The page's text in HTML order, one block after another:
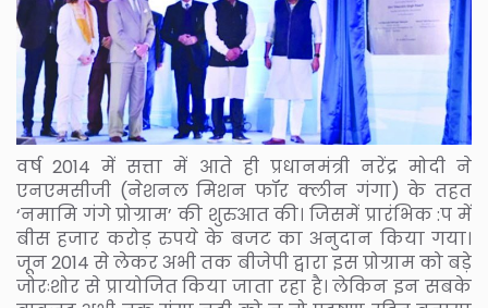
वर्ष 2014 में सत्ता में आते ही प्रधानमंत्री नरेंद्र मोदी ने
एनएमसीजी (नेशनल मिशन फॉर क्लीन गंगा) के तहत
‘नमामि गंगे प्रोग्राम’ की शुरुआत की। जिसमें प्रारंभिक :प में
बीस हजार करोड़ रुपये के बजट का अनुदान किया गया।
जून 2014 से लेकर अभी तक बीजेपी द्वारा इस प्रोग्राम को बड़े
जोरःशोर से प्रायोजित किया जाता रहा है। लेकिन इन सबके